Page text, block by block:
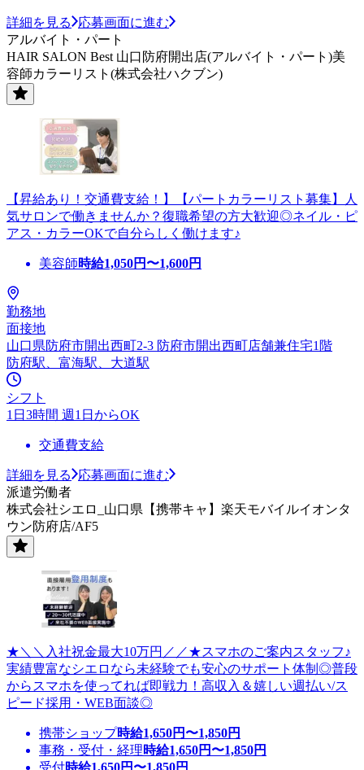
詳細を見る
応募画面に進む
アルバイト・パート
HAIR SALON Best 山口防府開出店(アルバイト・パート)美
容師カラーリスト(株式会社ハクブン)
【昇給あり！交通費支給！】【パートカラーリスト募集】人
気サロンで働きませんか？復職希望の方大歓迎◎ネイル・ピ
アス・カラーOKで自分らしく働けます♪
美容師時給1,050円〜1,600円
勤務地
面接地
山口県防府市開出西町2-3 防府市開出西町店舗兼住宅1階
防府駅、富海駅、大道駅
シフト
1日3時間 週1日からOK
交通費支給
詳細を見る
応募画面に進む
派遣労働者
株式会社シエロ_山口県【携帯キャ】楽天モバイルイオンタ
ウン防府店/AF5
★＼＼入社祝金最大10万円／／★スマホのご案内スタッフ♪
実績豊富なシエロなら未経験でも安心のサポート体制◎普段
からスマホを使ってれば即戦力！高収入＆嬉しい週払い/ス
ピード採用・WEB面談◎
携帯ショップ時給1,650円〜1,850円
事務・受付・経理時給1,650円〜1,850円
受付時給1,650円〜1,850円